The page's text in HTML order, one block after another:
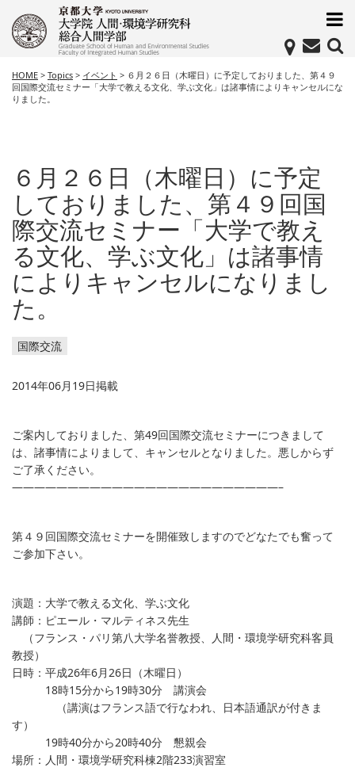
HOME > Topics > イベント > ６月２６日（木曜日）に予定しておりました、第４９
回国際交流セミナー「大学で教える文化、学ぶ文化」は諸事情によりキャンセルにな
りました。
６月２６日（木曜日）に予定
しておりました、第４９回国
際交流セミナー「大学で教え
る文化、学ぶ文化」は諸事情
によりキャンセルになりまし
た。
国際交流
2014年06月19日掲載
ご案内しておりました、第49回国際交流セミナーにつきまして
は、諸事情によりまして、キャンセルとなりました。悪しからず
ご了承ください。
————————————————————————–
第４９回国際交流セミナーを開催致しますのでどなたでも奮って
ご参加下さい。
演題：大学で教える文化、学ぶ文化
講師：ピエール・マルティネス先生
（フランス・パリ第八大学名誉教授、人間・環境学研究科客員
教授）
日時：平成26年6月26日（木曜日）
18時15分から19時30分 講演会
（講演はフランス語で行なわれ、日本語通訳が付きま
す）
19時40分から20時40分 懇親会
場所：人間・環境学研究科棟2階233演習室